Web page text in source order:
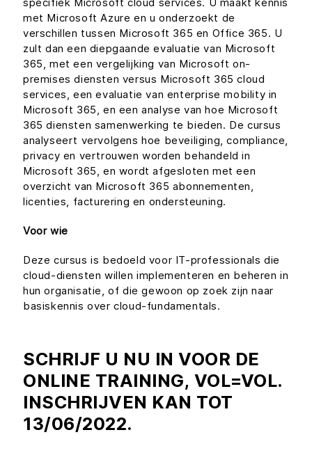
specifiek Microsoft cloud services. U maakt kennis
met Microsoft Azure en u onderzoekt de
verschillen tussen Microsoft 365 en Office 365. U
zult dan een diepgaande evaluatie van Microsoft
365, met een vergelijking van Microsoft on-
premises diensten versus Microsoft 365 cloud
services, een evaluatie van enterprise mobility in
Microsoft 365, en een analyse van hoe Microsoft
365 diensten samenwerking te bieden. De cursus
analyseert vervolgens hoe beveiliging, compliance,
privacy en vertrouwen worden behandeld in
Microsoft 365, en wordt afgesloten met een
overzicht van Microsoft 365 abonnementen,
licenties, facturering en ondersteuning.
Voor wie
Deze cursus is bedoeld voor IT-professionals die
cloud-diensten willen implementeren en beheren in
hun organisatie, of die gewoon op zoek zijn naar
basiskennis over cloud-fundamentals.
SCHRIJF U NU IN VOOR DE
ONLINE TRAINING, VOL=VOL.
INSCHRIJVEN KAN TOT
13/06/2022.